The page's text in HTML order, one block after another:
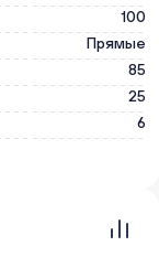
100
Прямые
85
25
6